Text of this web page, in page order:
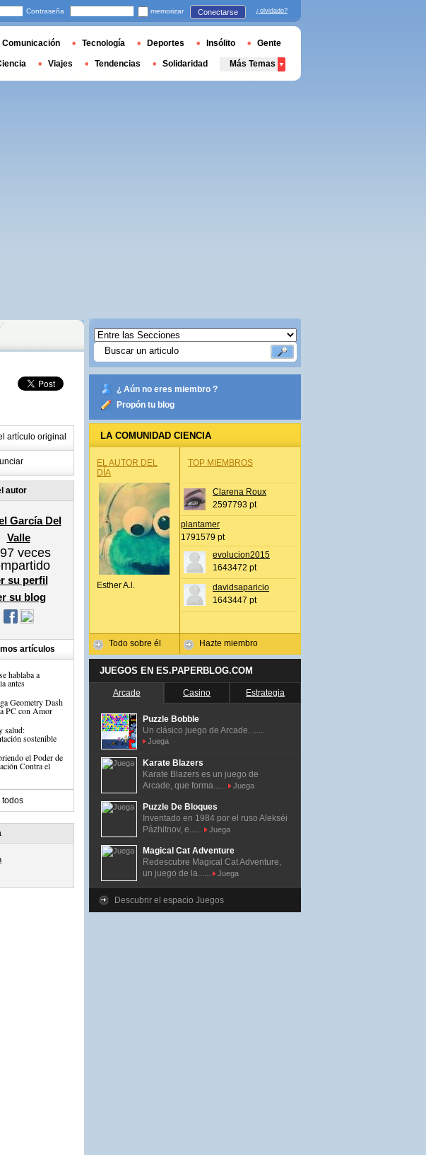
artículo original
autor
García Del
Valle
veces
su perfil
su blog
artículos
hablaba a
antes
Geometry Dash
PC con Amor
salud:
sostenible
el Poder de
Contra el
todos
¿ Aún no eres miembro ?
Propón tu blog
LA COMUNIDAD CIENCIA
EL AUTOR DEL
DÍA
Esther A.l.
Todo sobre él
TOP MIEMBROS
Clarena Roux
2597793 pt
plantamer
1791579 pt
evolucion2015
1643472 pt
davidsaparicio
1643447 pt
Hazte miembro
JUEGOS EN ES.PAPERBLOG.COM
Arcade Casino Estrategia
Puzzle Bobble
Un clásico juego de Arcade. ......
Juega
Karate Blazers
Karate Blazers es un juego de
Arcade, que forma......
Juega
Puzzle De Bloques
Inventado en 1984 por el ruso Alekséi
Pázhitnov, e......
Juega
Magical Cat Adventure
Redescubre Magical Cat Adventure,
un juego de la......
Juega
Descubrir el espacio Juegos
Contraseña memorizar Conectarse ¿olvidado?
Comunicación Tecnología Deportes Insólito Gente
Viajes Tendencias Solidaridad Más Temas